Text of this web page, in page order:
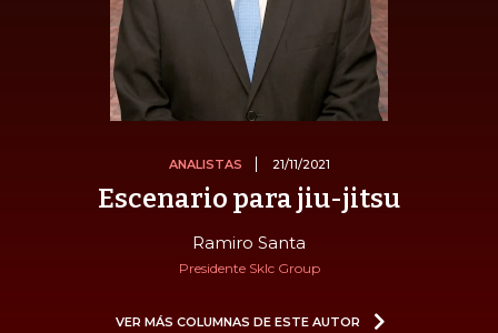
ANALISTAS 21/11/2021
Escenario para jiu-jitsu
Ramiro Santa
Presidente Sklc Group
VER MÁS COLUMNAS DE ESTE AUTOR